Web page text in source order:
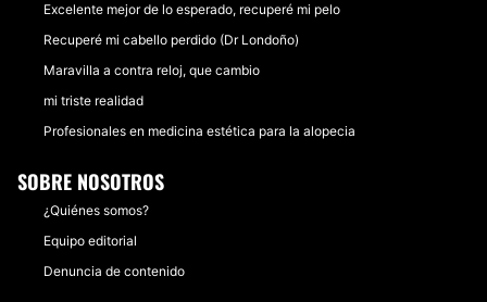
Excelente mejor de lo esperado, recuperé mi pelo
Recuperé mi cabello perdido (Dr Londoño)
Maravilla a contra reloj, que cambio
mi triste realidad
Profesionales en medicina estética para la alopecia
SOBRE NOSOTROS
¿Quiénes somos?
Equipo editorial
Denuncia de contenido